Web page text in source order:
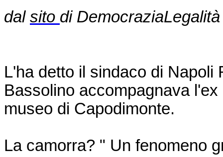
dal sito di DemocraziaLegalità
L'ha detto il sindaco di
Bassolino accompagnava
museo di Capodimonte.
La camorra? " Un fenomeno